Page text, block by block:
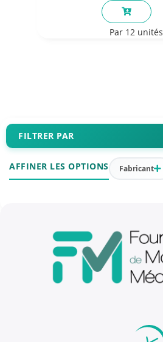
Par 12 unités
FILTRER PAR
AFFINER LES OPTIONS Fabricant